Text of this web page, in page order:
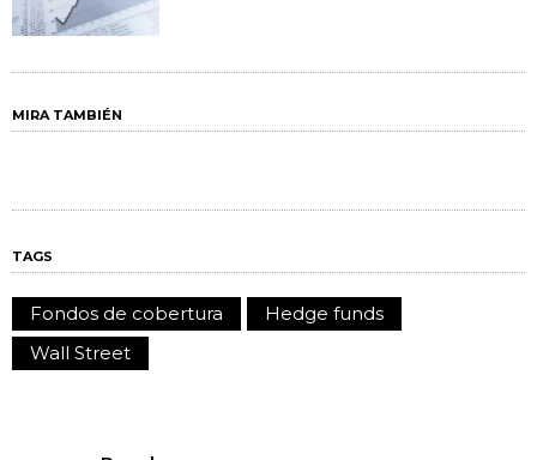
MIRA TAMBIÉN
TAGS
Fondos de cobertura
Hedge funds
Wall Street